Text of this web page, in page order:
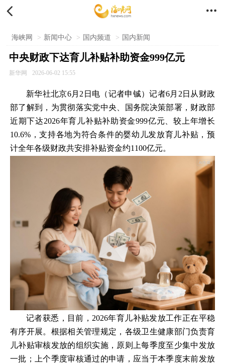
 
海峡网 > 新闻中心 > 国内频道 > 国内新闻
中央财政下达育儿补贴补助资金999亿元
新华网 2026-06-02 15:55
新华社北京6月2日电（记者申铖）记者6月2日从财政
部了解到，为贯彻落实党中央、国务院决策部署，财政部
近期下达2026年育儿补贴补助资金999亿元、较上年增长
10.6%，支持各地为符合条件的婴幼儿发放育儿补贴，预
计全年各级财政共安排补贴资金约1100亿元。
记者获悉，目前，2026年育儿补贴发放工作正在平稳
有序开展。根据相关管理规定，各级卫生健康部门负责育
儿补贴审核发放的组织实施，原则上每季度至少集中发放
一批；上个季度审核通过的申请，应当于本季度末前发放